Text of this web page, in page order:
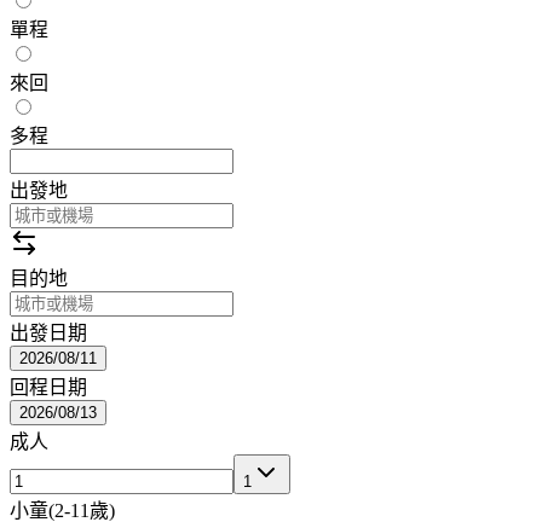
單程
來回
多程
出發地
目的地
出發日期
2026/08/11
回程日期
2026/08/13
成人
1
小童(2-11歲)